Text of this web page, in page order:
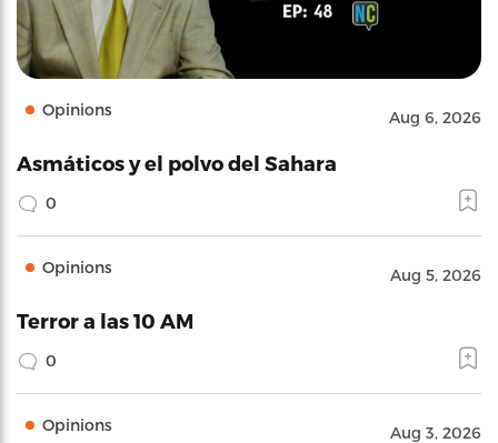
Opinions Aug 6, 2026
Asmáticos y el polvo del Sahara
0
Opinions Aug 5, 2026
Terror a las 10 AM
0
Opinions Aug 3, 2026